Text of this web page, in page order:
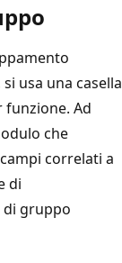
usa una casella
Ad
che
correlati a
di
di gruppo